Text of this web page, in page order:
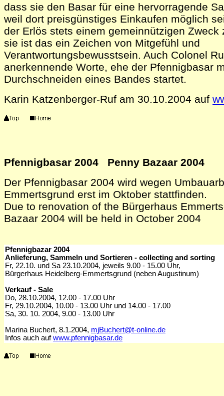
dass sie den Basar für eine hervorragende
weil dort preisgünstiges Einkaufen möglich
der Erlös stets einem gemeinnützigen Zweck
sie ist das ein Zeichen von Mitgefühl und
Verantwortungsbewusstsein. Auch Colonel
anerkennende Worte, ehe der Pfennigbasar
Durchschneiden eines Bandes startet.
Karin Katzenberger-Ruf am 30.10.2004 auf
Pfennigbasar 2004 Penny Bazaar 2004
Der Pfennigbasar 2004 wird wegen
Emmertsgrund erst im Oktober stattfinden.
Due to renovation of the Bürgerhaus
Bazaar 2004 will be held in October 2004
Pfennigbazar 2004
Anlieferung, Sammeln und Sortieren - collecting and sorting
Fr, 22.10. und Sa 23.10.2004, jeweils 9.00 - 15.00 Uhr,
Bürgerhaus Heidelberg-Emmertsgrund (neben Augustinum)
Verkauf - Sale
Do, 28.10.2004, 12.00 - 17.00 Uhr
Fr, 29.10.2004, 10.00 - 13.00 Uhr und 14.00 - 17.00
Sa, 30. 10. 2004, 9.00 - 13.00 Uhr
Marina Buchert, 8.1.2004, mjBuchert@t-online.de
Infos auch aufwww.pfennigbasar.de